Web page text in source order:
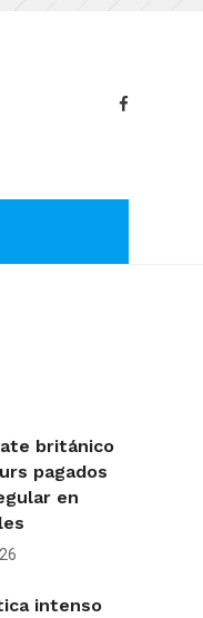
británico
pagados
en
intenso